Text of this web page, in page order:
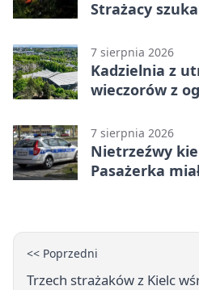
Strażacy
7 sierpnia 2026
Kadzielnia z
wieczorów z
7 sierpnia 2026
Nietrzeźwy
Pasażerka
<< Poprzedni
Trzech strażaków z Kielc